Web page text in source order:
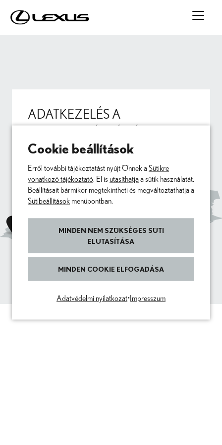
ADATKEZELÉS A
A Google Térkép ezen az oldalon való megjelenítéséhez
hozzájárulását, a Google Ireland személyes adatokat fog
kezelni, például az IP-címét és a térkép használatára
vonatkozó információkat. Emellett mi is cookie-ban
tároljuk az Ön hozzájárulását. Hozzájárulását bármikor, a
tájékoztatónkban talál.
Cookie beállítások
Erről további tájékoztatást nyújt Önnek aSütikre
vonatkozó tájékoztató. El is utasíthatjaa sütik használatát.
Beállításait bármikor megtekintheti és megváltoztathatja a
Sütibeállítások menüpontban.
MINDEN NEM SZÜKSÉGES SÜTI
ELUTASÍTÁSA
MINDEN COOKIE ELFOGADÁSA
Adatvédelmi nyilatkozat• Impresszum